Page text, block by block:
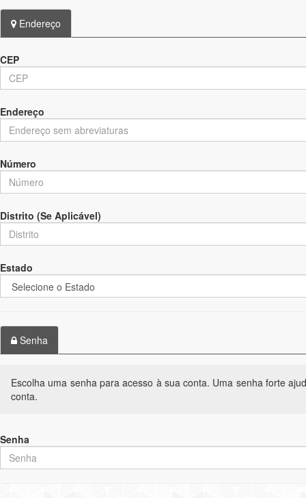
Endereço
CEP
Endereço
Número
Distrito (Se Aplicável)
Estado
Senha
Escolha uma senha para acesso à sua conta. Uma senha forte
conta.
Senha